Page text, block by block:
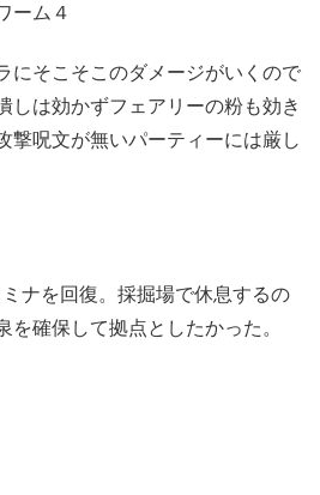
ーム４
にそこそこのダメージがいくので
しは効かずフェアリーの粉も効き
撃呪文が無いパーティーには厳し
ナを回復。採掘場で休息するの
を確保して拠点としたかった。